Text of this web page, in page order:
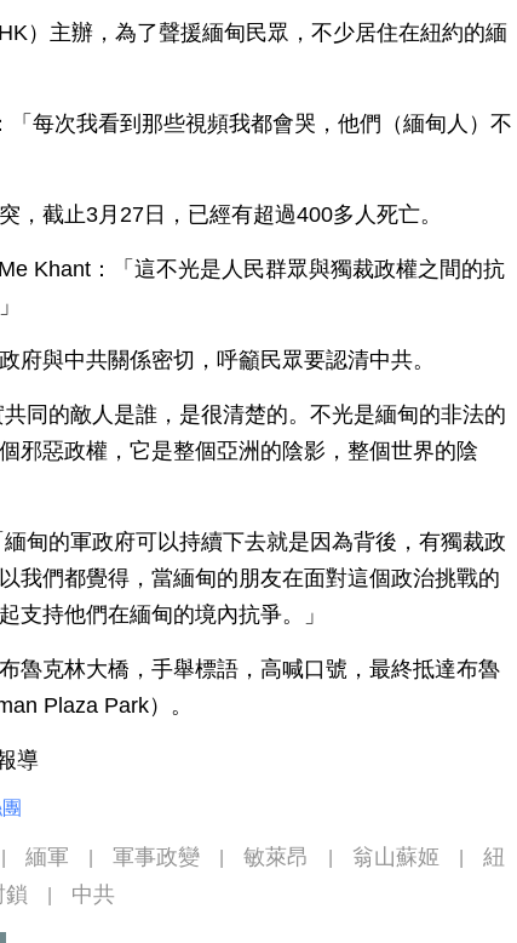
）主辦，為了聲援緬甸民眾，不少居住在紐約的緬
「每次我看到那些視頻我都會哭，他們（緬甸人）不
，截止3月27日，已經有超過400多人死亡。
Khant：「這不光是人民群眾與獨裁政權之間的抗
府與中共關係密切，呼籲民眾要認清中共。
同的敵人是誰，是很清楚的。不光是緬甸的非法的
邪惡政權，它是整個亞洲的陰影，整個世界的陰
甸的軍政府可以持續下去就是因為背後，有獨裁政
我們都覺得，當緬甸的朋友在面對這個政治挑戰的
支持他們在緬甸的境內抗爭。」
魯克林大橋，手舉標語，高喊口號，最終抵達布魯
Plaza Park）。
導
緬軍 軍事政變 敏萊昂 翁山蘇姬
紐
鎖 中共